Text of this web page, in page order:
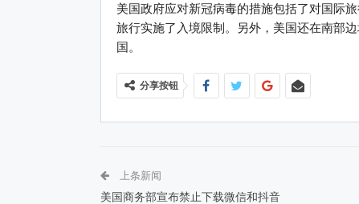
美国政府应对新冠病毒的措施包括了对国际
旅行实施了入境限制。另外，美国还在南部
国。
分享按钮
上条新闻
美国商务部宣布禁止下载微信和抖音